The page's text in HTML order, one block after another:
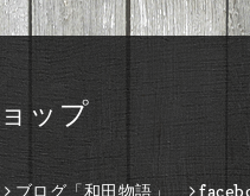
ップ
ブログ「和田物語」